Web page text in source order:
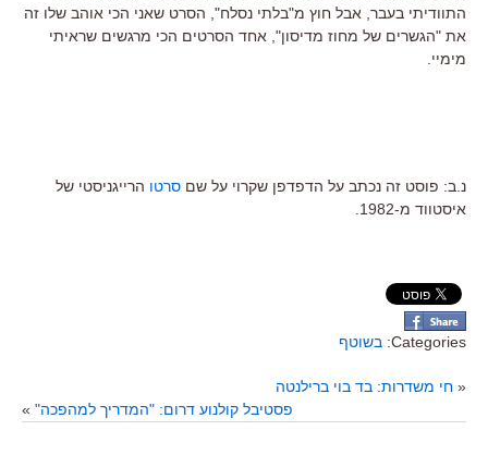
התוודיתי בעבר, אבל חוץ מ"בלתי נסלח", הסרט שאני הכי אוהב שלו זה
את "הגשרים של מחוז מדיסון", אחד הסרטים הכי מרגשים שראיתי
מימיי.
נ.ב: פוסט זה נכתב על הדפדפן שקרוי על שם סרטו הרייגניסטי של
איסטווד מ-1982.
Categories: בשוטף
« חי משדרות: בד בוי ברילנטה
פסטיבל קולנוע דרום: "המדריך למהפכה" »